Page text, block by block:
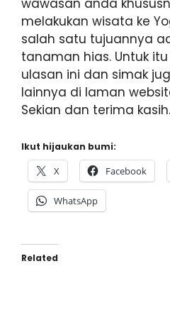
melakukan wisata ke
salah satu tujuannya
tanaman hias. Untuk
ulasan ini dan simak
lainnya di laman
Sekian dan terima kasih.
Ikut hijaukan bumi:
X Facebook
WhatsApp
Related